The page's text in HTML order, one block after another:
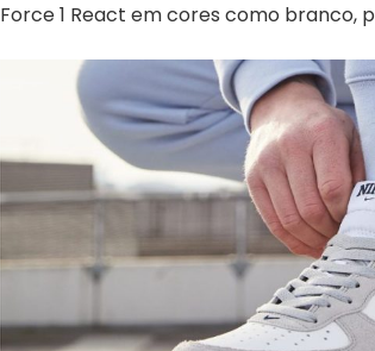
Force 1 React em cores como branco,